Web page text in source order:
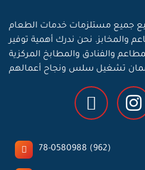
جميع مستلزمات خدمات الطعام
والمخابز. نحن ندرك أهمية توفير
والفنادق والمطابخ المركزية
78-0580988 (962)